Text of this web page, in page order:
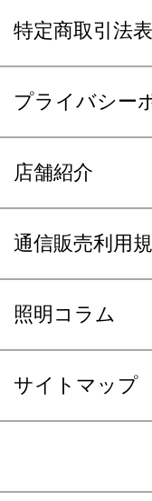
特定商取引法
プライバシー
店舗紹介
通信販売利用
照明コラム
サイトマップ